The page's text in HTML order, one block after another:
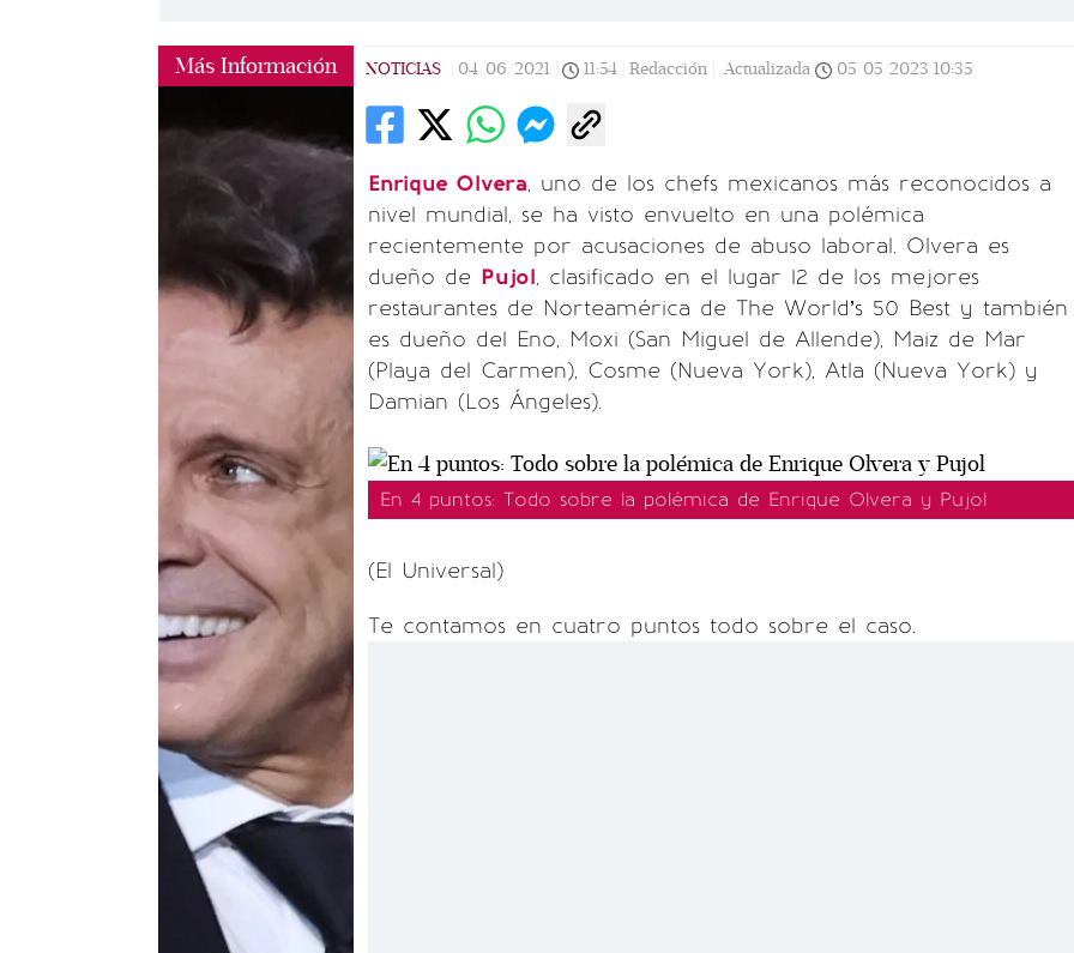
Más Información NOTICIAS 04/06/2021 11:54 Redacción | Actualizada 05/05/2023 10:35
Enrique Olvera, uno de los chefs mexicanos más reconocidos a
nivel mundial, se ha visto envuelto en una polémica
recientemente por acusaciones de abuso laboral. Olvera es
dueño de Pujol, clasificado en el lugar 12 de los mejores
restaurantes de Norteamérica de The World’s 50 Best y también
es dueño del Eno, Moxi (San Miguel de Allende), Maiz de Mar
(Playa del Carmen), Cosme (Nueva York), Atla (Nueva York) y
Damian (Los Ángeles).
En 4 puntos: Todo sobre la polémica de Enrique Olvera y Pujol
(El Universal)
Te contamos en cuatro puntos todo sobre el caso.